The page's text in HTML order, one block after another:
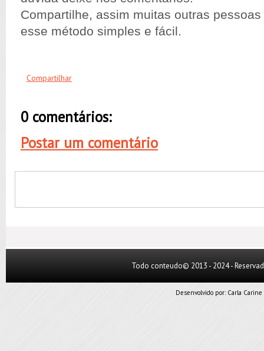
Compartilhe, assim muitas outras pessoas
esse método simples e fácil.
Compartilhar
0 comentários:
Postar um comentário
Todo conteudo© 2013 - 2024 -
Desenvolvido por: Carla Carine